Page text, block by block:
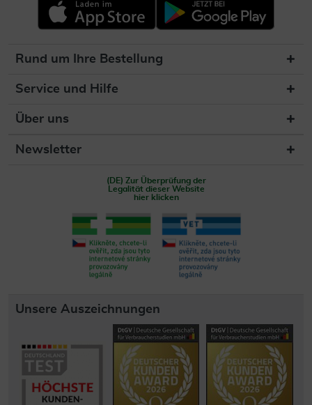
Rund um Ihre Bestellung
Service und Hilfe
Über uns
Newsletter
(DE) Zur Überprüfung der
Legalität dieser Website
hier klicken
Unsere Auszeichnungen